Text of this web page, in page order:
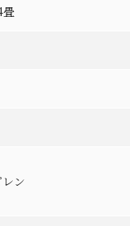
畳
ン